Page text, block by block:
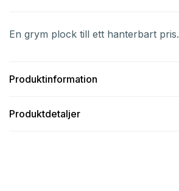
En grym plock till ett hanterbart pris.
Produktinformation
Produktdetaljer